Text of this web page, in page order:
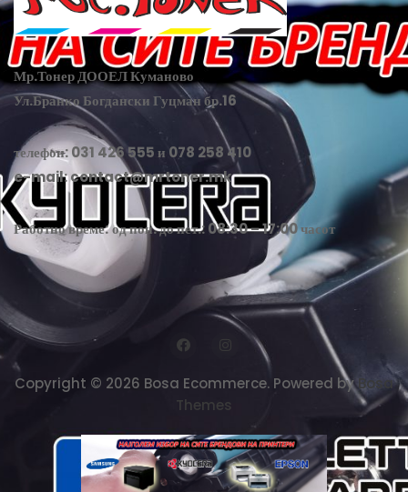
Мр.Тонер ДООЕЛ Куманово
Ул.Бранко Богдански Гуцман бр.16
телефон: 031 426 555 и 078 258 410
e-mail:contact@mrtoner.mk
Работно време:од пон. до пет.: 08:30 – 17:00 часот
Copyright © 2026 Bosa Ecommerce. Powered byBosa
Themes